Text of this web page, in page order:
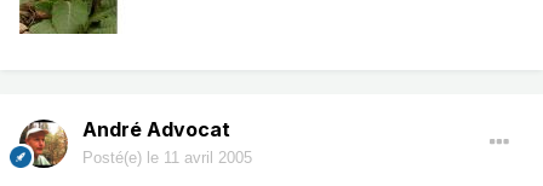
André Advocat
Posté(e) le 11 avril 2005